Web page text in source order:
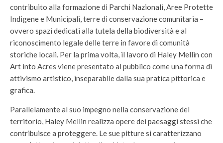
contribuito alla formazione di Parchi Nazionali, Aree Protette
Indigene e Municipali, terre di conservazione comunitaria –
ovvero spazi dedicati alla tutela della biodiversità e al
riconoscimento legale delle terre in favore di comunità
storiche locali. Per la prima volta, il lavoro di Haley Mellin con
Art into Acres viene presentato al pubblico come una forma di
attivismo artistico, inseparabile dalla sua pratica pittorica e
grafica.
Parallelamente al suo impegno nella conservazione del
territorio, Haley Mellin realizza opere dei paesaggi stessi che
contribuisce a proteggere. Le sue pitture si caratterizzano